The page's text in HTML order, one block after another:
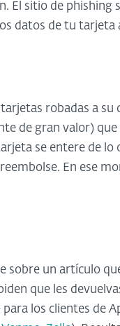
El sitio de phishing
datos de tu tarjeta
robadas a su
de gran valor) que
se entere de lo
En ese
sobre un artículo
que les
los clientes de